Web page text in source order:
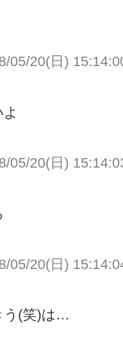
05/20(日)
05/20(日)
05/20(日)
う(笑)は…